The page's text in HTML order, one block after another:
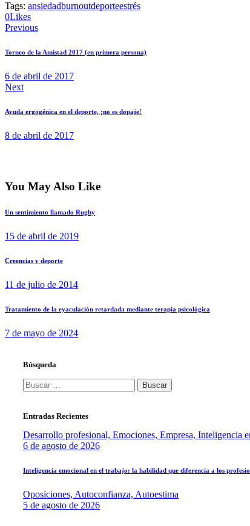
Tags: ansiedadburnoutdeporteestrés
0Likes
Previous
Torneo de la Amistad 2017 (en primera persona)
6 de abril de 2017
Next
Ayuda ergogénica en el deporte, ¡no es dopaje!
8 de abril de 2017
You May Also Like
Un sentimiento llamado Rugby
15 de abril de 2019
Creencias y deporte
11 de julio de 2014
Tratamiento de la eyaculación retardada mediante terapia psicológica
7 de mayo de 2024
Búsqueda
Entradas Recientes
Desarrollo profesional, Emociones, Empresa, Inteligencia
6 de agosto de 2026
Inteligencia emocional en el trabajo: la habilidad que diferencia a los
Oposiciones, Autoconfianza, Autoestima
5 de agosto de 2026